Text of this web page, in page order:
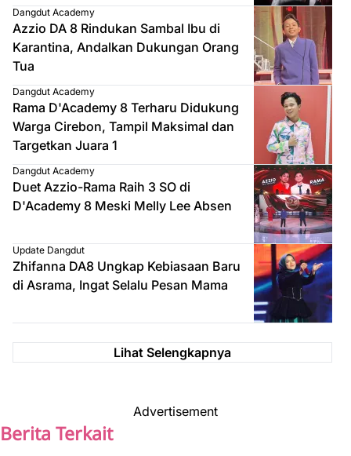
Dangdut Academy
Azzio DA 8 Rindukan Sambal Ibu di
Karantina, Andalkan Dukungan Orang
Tua
Dangdut Academy
Rama D'Academy 8 Terharu Didukung
Warga Cirebon, Tampil Maksimal dan
Targetkan Juara 1
Dangdut Academy
Duet Azzio-Rama Raih 3 SO di
D'Academy 8 Meski Melly Lee Absen
Update Dangdut
Zhifanna DA8 Ungkap Kebiasaan Baru
di Asrama, Ingat Selalu Pesan Mama
Lihat Selengkapnya
Advertisement
Berita Terkait